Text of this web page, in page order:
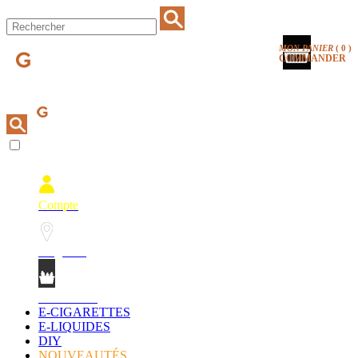
MON PANIER ( 0 )
COMMANDER
Compte
E-CIGARETTES
E-LIQUIDES
DIY
NOUVEAUTÉS